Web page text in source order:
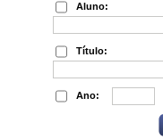
Aluno:
Título:
Ano: